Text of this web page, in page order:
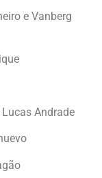
e Vanberg
Andrade